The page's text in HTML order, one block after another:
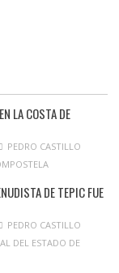
LA COSTA DE
PEDRO CASTILLO
DE TEPIC FUE
PEDRO CASTILLO
DEL ESTADO DE